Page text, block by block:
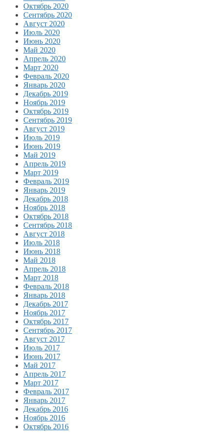
Октябрь 2020
Сентябрь 2020
Август 2020
Июль 2020
Июнь 2020
Май 2020
Апрель 2020
Март 2020
Февраль 2020
Январь 2020
Декабрь 2019
Ноябрь 2019
Октябрь 2019
Сентябрь 2019
Август 2019
Июль 2019
Июнь 2019
Май 2019
Апрель 2019
Март 2019
Февраль 2019
Январь 2019
Декабрь 2018
Ноябрь 2018
Октябрь 2018
Сентябрь 2018
Август 2018
Июль 2018
Июнь 2018
Май 2018
Апрель 2018
Март 2018
Февраль 2018
Январь 2018
Декабрь 2017
Ноябрь 2017
Октябрь 2017
Сентябрь 2017
Август 2017
Июль 2017
Июнь 2017
Май 2017
Апрель 2017
Март 2017
Февраль 2017
Январь 2017
Декабрь 2016
Ноябрь 2016
Октябрь 2016